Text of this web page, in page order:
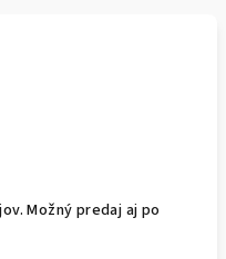
Možný predaj aj po